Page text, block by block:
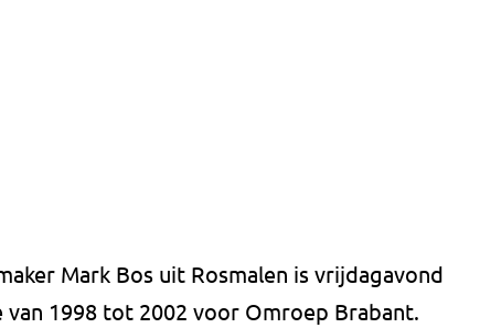
Mark Bos uit Rosmalen is vrijdagavond
1998 tot 2002 voor Omroep Brabant.